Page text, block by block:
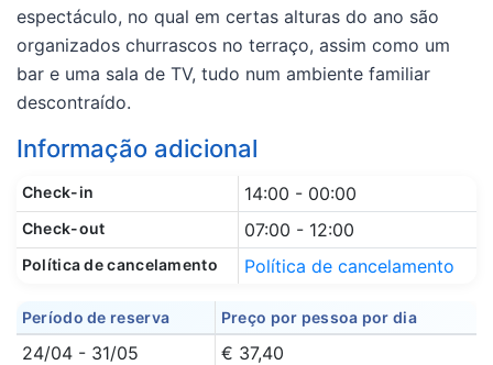
espectáculo, no qual em certas alturas do ano são
organizados churrascos no terraço, assim como um
bar e uma sala de TV, tudo num ambiente familiar
descontraído.
Informação adicional
Check-in 14:00 - 00:00
Check-out 07:00 - 12:00
Política de cancelamento Política de cancelamento
Período de reserva Preço por pessoa por dia
24/04 - 31/05
€ 37,40